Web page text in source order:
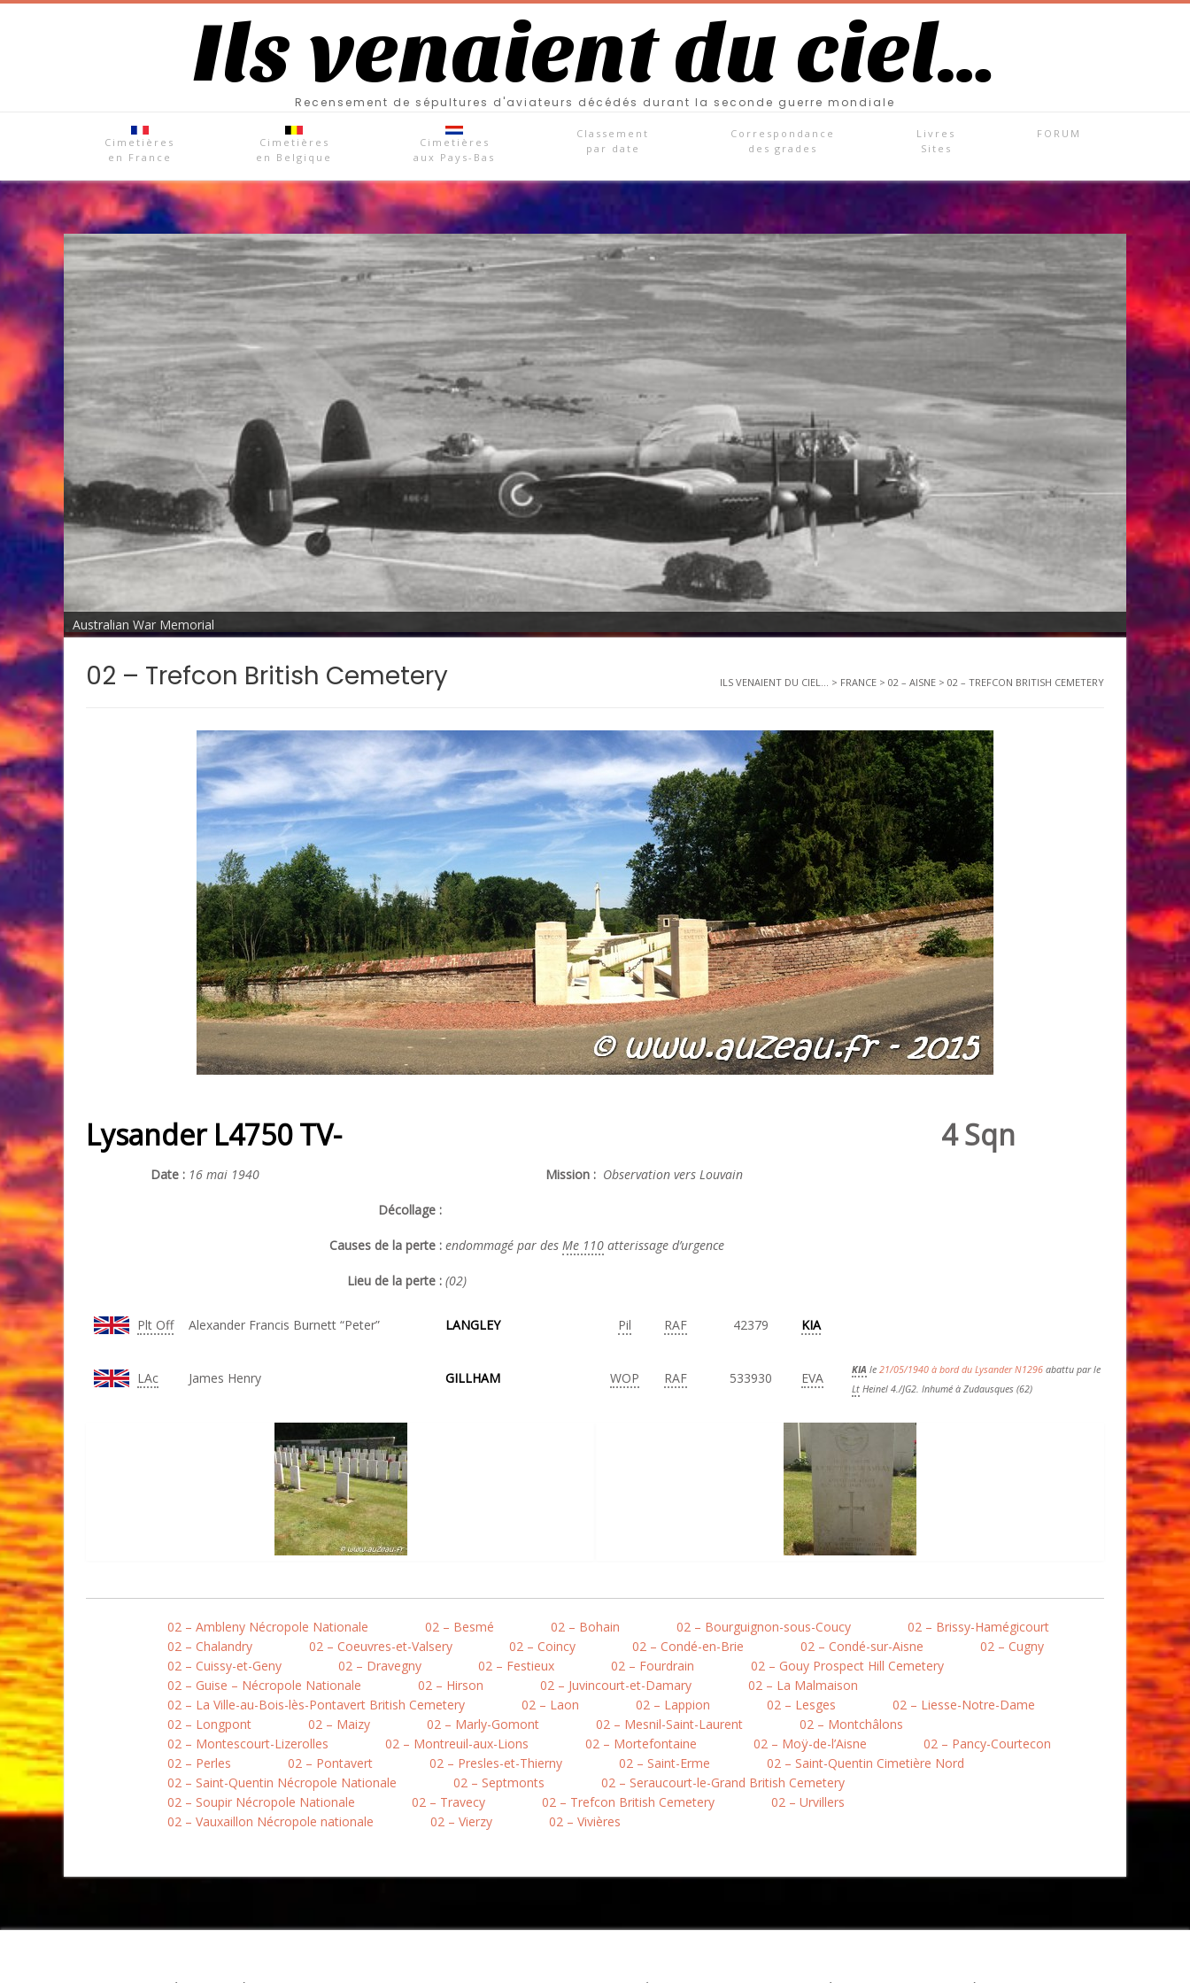
Ils venaient du ciel…
Recensement de sépultures d'aviateurs décédés durant la seconde guerre mondiale
Cimetières
en France
Cimetières
en Belgique
Cimetières
aux Pays-Bas
Classement
par date
Correspondance
des grades
Livres
Sites
FORUM
Australian War Memorial
02 – Trefcon British Cemetery ILS VENAIENT DU CIEL... > FRANCE > 02 – AISNE > 02 – TREFCON BRITISH CEMETERY
Lysander L4750 TV- 4 Sqn
Date : 16 mai 1940 Mission : Observation vers Louvain
Décollage :
Causes de la perte : endommagé par des Me 110 atterissage d’urgence
Lieu de la perte : (02)
Plt Off Alexander Francis Burnett “Peter” LANGLEY Pil RAF 42379 KIA
LAc James Henry GILLHAM WOP RAF 533930 EVA KIA le 21/05/1940 à bord du Lysander N1296 abattu par le
Lt Heinel 4./JG2. Inhumé à Zudausques (62)
02 – Ambleny Nécropole Nationale 02 – Besmé 02 – Bohain 02 – Bourguignon-sous-Coucy
02 – Brissy-Hamégicourt
02 – Chalandry
02 – Coeuvres-et-Valsery 02 – Coincy 02 – Condé-en-Brie 02 – Condé-sur-Aisne
02 – Cugny
02 – Cuissy-et-Geny
02 – Dravegny 02 – Festieux 02 – Fourdrain
02 – Gouy Prospect Hill Cemetery
02 – Guise – Nécropole Nationale
02 – Hirson 02 – Juvincourt-et-Damary
02 – La Malmaison
02 – La Ville-au-Bois-lès-Pontavert British Cemetery
02 – Laon 02 – Lappion 02 – Lesges
02 – Liesse-Notre-Dame
02 – Longpont
02 – Maizy 02 – Marly-Gomont 02 – Mesnil-Saint-Laurent
02 – Montchâlons
02 – Montescourt-Lizerolles
02 – Montreuil-aux-Lions 02 – Mortefontaine 02 – Moÿ-de-l’Aisne
02 – Pancy-Courtecon
02 – Perles
02 – Pontavert 02 – Presles-et-Thierny 02 – Saint-Erme
02 – Saint-Quentin Cimetière Nord
02 – Saint-Quentin Nécropole Nationale
02 – Septmonts
02 – Seraucourt-le-Grand British Cemetery
02 – Soupir Nécropole Nationale
02 – Travecy 02 – Trefcon British Cemetery
02 – Urvillers
02 – Vauxaillon Nécropole nationale
02 – Vierzy 02 – Vivières